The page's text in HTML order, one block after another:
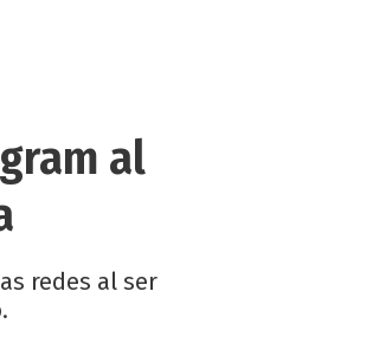
al
redes al ser